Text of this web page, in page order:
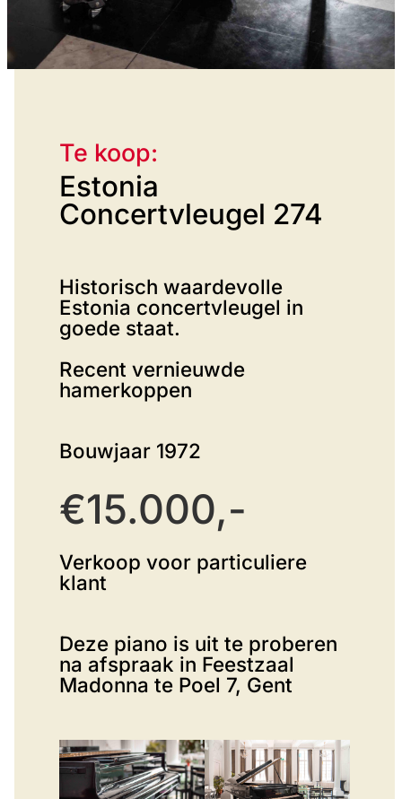
Te koop:
Estonia
Concertvleugel 274
Historisch waardevolle
Estonia concertvleugel in
goede staat.
Recent vernieuwde
hamerkoppen
Bouwjaar 1972
€15.000,-
Verkoop voor particuliere
klant
Deze piano is uit te proberen
na afspraak in Feestzaal
Madonna te Poel 7, Gent